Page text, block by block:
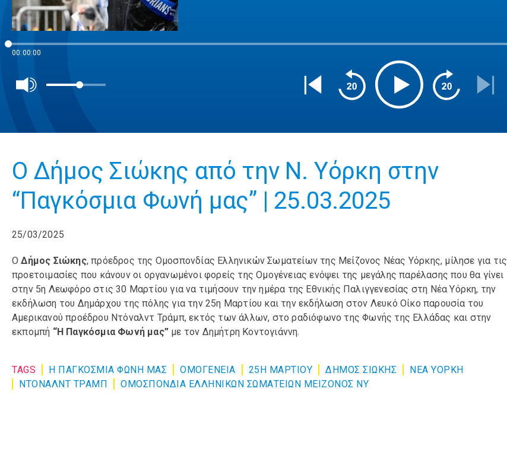
00:00:00
Ο Δήμος Σιώκης από την Ν. Υόρκη στην
“Παγκόσμια Φωνή μας” | 25.03.2025
25/03/2025
ΟΔήμος Σιώκης, πρόεδρος της Ομοσπονδίας Ελληνικών Σωματείων της Μείζονος Νέας Υόρκης, μίλησε για τις
προετοιμασίες που κάνουν οι οργανωμένοι φορείς της Ομογένειας ενόψει της μεγάλης παρέλασης που θα γίνει
στην 5η Λεωφόρο στις 30 Μαρτίου για να τιμήσουν την ημέρα της Εθνικής Παλιγγενεσίας στη Νέα Υόρκη, την
εκδήλωση του Δημάρχου της πόλης για την 25η Μαρτίου και την εκδήλωση στον Λευκό Οίκο παρουσία του
Αμερικανού προέδρου Ντόναλντ Τράμπ, εκτός των άλλων, στο ραδιόφωνο της Φωνής της Ελλάδας και στην
εκπομπή “Η Παγκόσμια Φωνή μας” με τον Δημήτρη Κοντογιάννη.
TAGS Η ΠΑΓΚΟΣΜΙΑ ΦΩΝΗ ΜΑΣ ΟΜΟΓΈΝΕΙΑ 25Η ΜΑΡΤΙΟΥ ΔΗΜΟΣ ΣΙΩΚΗΣ
ΝΕΑ ΥΟΡΚΗ
ΝΤΟΝΑΛΝΤ ΤΡΑΜΠ
ΟΜΟΣΠΟΝΔΙΑ ΕΛΛΗΝΙΚΩΝ ΣΩΜΑΤΕΙΩΝ ΜΕΙΖΟΝΟΣ ΝΥ